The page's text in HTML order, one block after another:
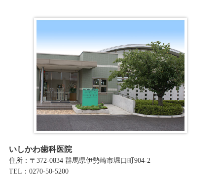
いしかわ歯科医院
住所：〒372-0834 群馬県伊勢崎市堀口町904-2
TEL：0270-50-5200